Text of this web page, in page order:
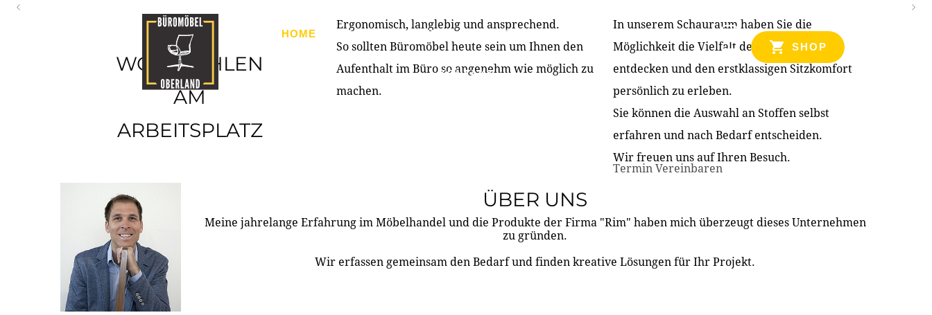
HOME PRODUKTE ÜBER UNS PARTNER & REFERENZEN
KONTAKT
SHOP
WOHLFÜHLEN
AM
ARBEITSPLATZ
Ergonomisch, langlebig und ansprechend.
So sollten Büromöbel heute sein um Ihnen den
Aufenthalt im Büro so angenehm wie möglich zu
machen.
In unserem Schauraum haben Sie die
Möglichkeit die Vielfalt der Produkte zu
entdecken und den erstklassigen Sitzkomfort
persönlich zu erleben.
Sie können die Auswahl an Stoffen selbst
erfahren und nach Bedarf entscheiden.
Wir freuen uns auf Ihren Besuch.
Termin Vereinbaren
ÜBER UNS
Meine jahrelange Erfahrung im Möbelhandel und die Produkte der Firma "Rim" haben mich überzeugt dieses Unternehmen
zu gründen.
Wir erfassen gemeinsam den Bedarf und finden kreative Lösungen für Ihr Projekt.